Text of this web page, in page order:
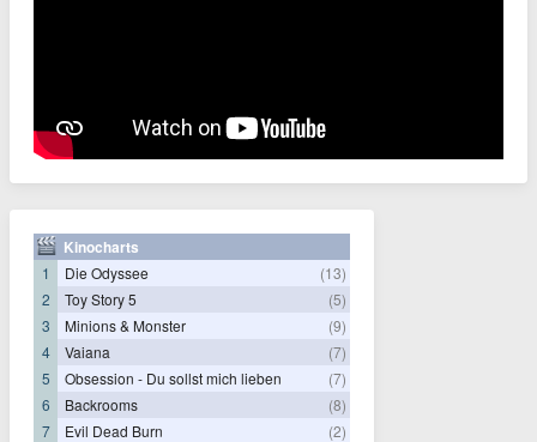
Kinocharts
1 Die Odyssee
(13)
2
Toy Story 5
(5)
3
Minions & Monster
(9)
4
Vaiana
(7)
5
Obsession - Du sollst mich lieben
(7)
6
Backrooms
(8)
7
Evil Dead Burn
(2)